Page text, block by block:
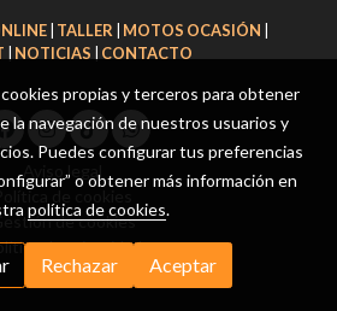
TALLER MOTOS OCASIÓN
NOTICIAS CONTACTO
Aviso legal
Política de cookies
de cookies
de privacidad
propias y terceros para obtener
la navegación de nuestros usuarios y
Puedes configurar tus preferencias
o obtener más información en
política de cookies.
Rechazar Aceptar